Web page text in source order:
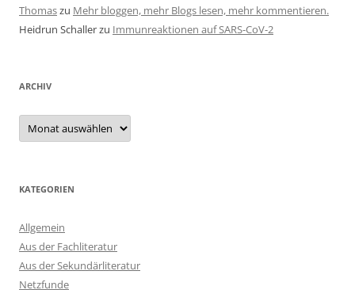
Thomaszu Mehr bloggen, mehr Blogs lesen, mehr kommentieren.
Heidrun Schallerzu Immunreaktionen auf SARS-CoV-2
ARCHIV
Archiv
KATEGORIEN
Allgemein
Aus der Fachliteratur
Aus der Sekundärliteratur
Netzfunde